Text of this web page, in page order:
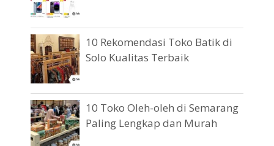
10 Rekomendasi Toko Batik di
Solo Kualitas Terbaik
10 Toko Oleh-oleh di Semarang
Paling Lengkap dan Murah